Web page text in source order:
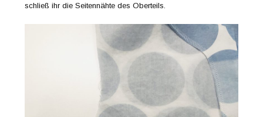
schließ ihr die Seitennähte des Oberteils.